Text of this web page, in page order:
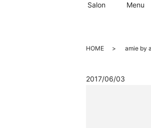
Salon Menu
HOME amie by
2017/06/03